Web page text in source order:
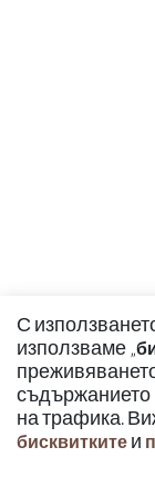
С
използваме „
съдържанието
на трафика.
бисквитките и